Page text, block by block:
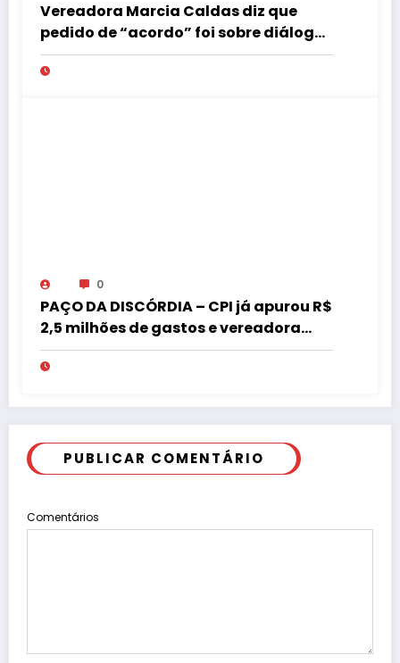
Vereadora Marcia Caldas diz que
pedido de “acordo” foi sobre diálogo
institucional
0
PAÇO DA DISCÓRDIA – CPI já apurou R$
2,5 milhões de gastos e vereadora
pede “acordo” para aprovar R$ 9,5
milhões
PUBLICAR COMENTÁRIO
Comentários